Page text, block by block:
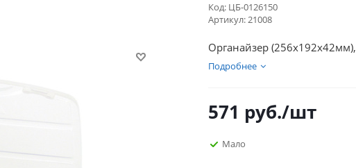
Код: ЦБ-0126150
Артикул:21008
Органайзер
Подробнее
571 руб./шт
Мало